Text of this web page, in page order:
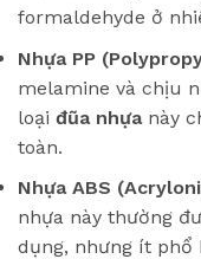
formaldehyde ở
Nhựa PP
melamine và chịu
loại đũa nhựanày
toàn.
Nhựa ABS
nhựa này thường
dụng, nhưng ít phổ